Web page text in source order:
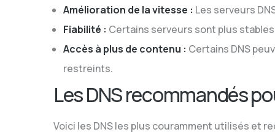
Amélioration de la vitesse : Les serveurs
Fiabilité : Certains serveurs sont plus
Accès à plus de contenu : Certains DNS
restreints.
Les DNS recommandés
Voici les DNS les plus couramment utilisés et